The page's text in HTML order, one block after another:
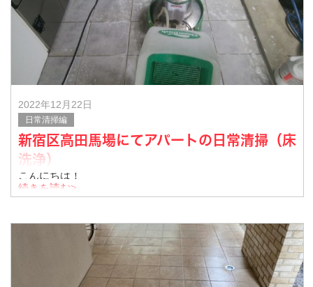
2022年12月22日
日常清掃編
新宿区高田馬場にてアパートの日常清掃（床
洗浄）
こんにちは！
東京都にて清掃サービスを展開しておりますAYSクリーン
サービスです。
今回は新宿区高田馬場のアパートにて日常清掃をいたしま
その様子をご紹介いたします。
床洗浄中の写真で
続きを読む>